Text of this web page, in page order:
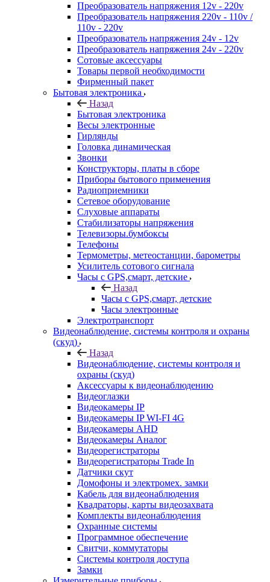
Преобразователь напряжения 12v - 220v
Преобразователь напряжения 220v - 110v /
110v - 220v
Преобразователь напряжения 24v - 12v
Преобразователь напряжения 24v - 220v
Сотовые аксессуары
Товары первой необходимости
Фирменный пакет
Бытовая электроника
Назад
Бытовая электроника
Весы электронные
Гирлянды
Головка динамическая
Звонки
Конструкторы, платы в сборе
Приборы бытового применения
Радиоприемники
Сетевое оборудование
Слуховые аппараты
Стабилизаторы напряжения
Телевизоры.бумбоксы
Телефоны
Термометры, метеостанции, барометры
Усилитель сотового сигнала
Часы с GPS,смарт, детские
Назад
Часы с GPS,смарт, детские
Часы электронные
Электротранспорт
Видеонаблюдение, системы контроля и охраны
(скуд)
Назад
Видеонаблюдение, системы контроля и
охраны (скуд)
Аксессуары к видеонаблюдению
Видеоглазки
Видеокамеры IP
Видеокамеры IP WI-FI 4G
Видеокамеры AHD
Видеокамеры Аналог
Видеорегистраторы
Видеорегистраторы Trade In
Датчики скут
Домофоны и электромех. замки
Кабель для видеонаблюдения
Квадраторы, карты видеозахвата
Комплекты видеонаблюдения
Охранные системы
Программное обеспечение
Свитчи, коммутаторы
Системы контроля доступа
Замки